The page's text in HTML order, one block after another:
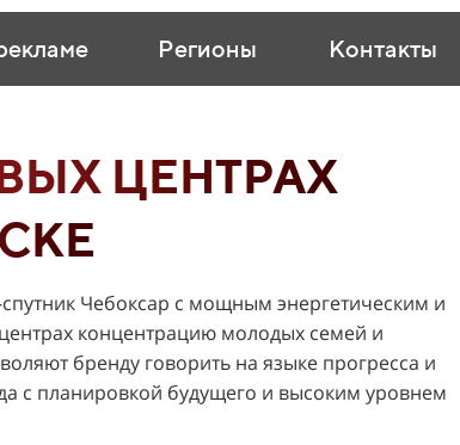
Регионы Контакты
ЦЕНТРАХ
Чебоксар с мощным энергетическим и
концентрацию молодых семей и
бренду говорить на языке прогресса и
с планировкой будущего и высоким уровнем